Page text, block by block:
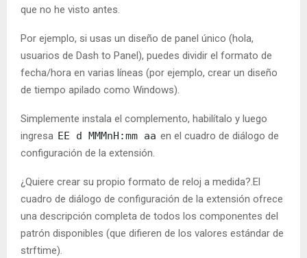
que no he visto antes.
Por ejemplo, si usas un diseño de panel único (hola,
usuarios de Dash to Panel), puedes dividir el formato de
fecha/hora en varias líneas (por ejemplo, crear un diseño
de tiempo apilado como Windows).
Simplemente instala el complemento, habilítalo y luego
ingresa EE d MMMnH:mm aa en el cuadro de diálogo de
configuración de la extensión.
¿Quiere crear su propio formato de reloj a medida?.El
cuadro de diálogo de configuración de la extensión ofrece
una descripción completa de todos los componentes del
patrón disponibles (que difieren de los valores estándar de
strftime).